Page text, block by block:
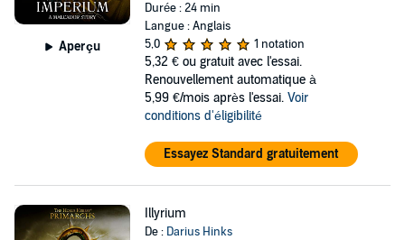
Aperçu
Durée : 24 min
Langue : Anglais
5,0
1 notation
5,32 € ou gratuit avec l'essai.
Renouvellement automatique à
5,99 €/mois après l'essai. Voir
conditions d'éligibilité
Essayez Standard gratuitement
Illyrium
De : Darius Hinks